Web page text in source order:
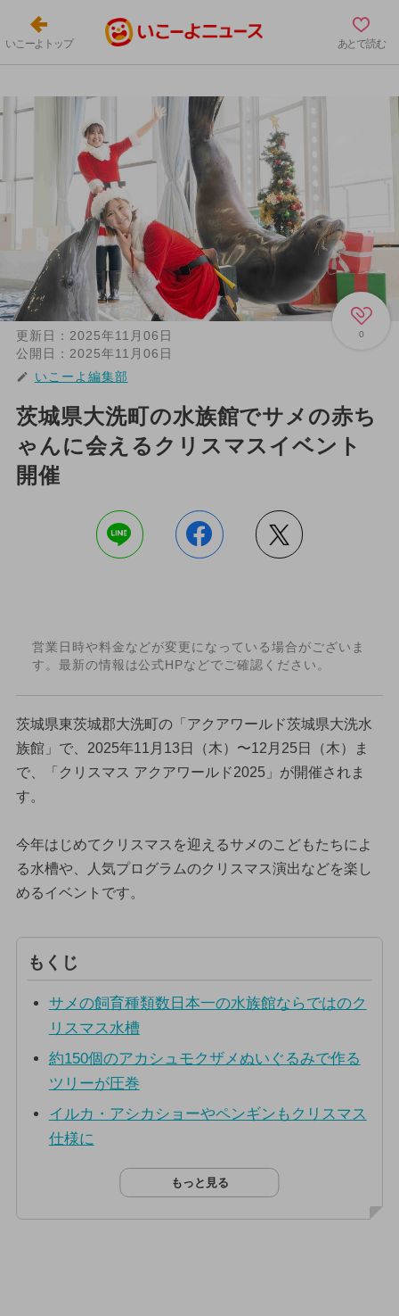
いこーよトップ あとで読む
0
更新日： 2025年11月06日
公開日： 2025年11月06日
いこーよ編集部
茨城県大洗町の水族館でサメの赤ち
ゃんに会えるクリスマスイベント
開催
営業日時や料金などが変更になっている場合がございま
す。最新の情報は公式HPなどでご確認ください。
茨城県東茨城郡大洗町の「アクアワールド茨城県大洗水
族館」で、2025年11月13日（木）〜12月25日（木）ま
で、「クリスマス アクアワールド2025」が開催されま
す。
今年はじめてクリスマスを迎えるサメのこどもたちによ
る水槽や、人気プログラムのクリスマス演出などを楽し
めるイベントです。
もくじ
サメの飼育種類数日本一の水族館ならではのク
リスマス水槽
約150個のアカシュモクザメぬいぐるみで作る
ツリーが圧巻
イルカ・アシカショーやペンギンもクリスマス
仕様に
もっと見る